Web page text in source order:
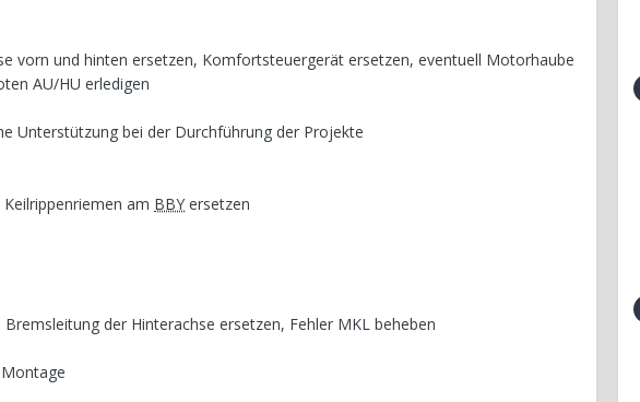
vorn und hinten ersetzen, Komfortsteuergerät ersetzen, eventuell Motorhaube
AU/HU erledigen
Unterstützung bei der Durchführung der Projekte
am BBY ersetzen
Bremsleitung der Hinterachse ersetzen, Fehler MKL beheben